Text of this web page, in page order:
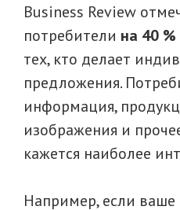
Business Review
потребители на 40
тех, кто делает
предложения.
информация,
изображения и
кажется наиболее
Например, если